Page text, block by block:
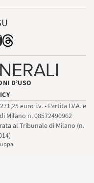
D’USO
euro i.v. - Partita I.V.A. e
Milano n. 08572490962
al Tribunale di Milano (n.